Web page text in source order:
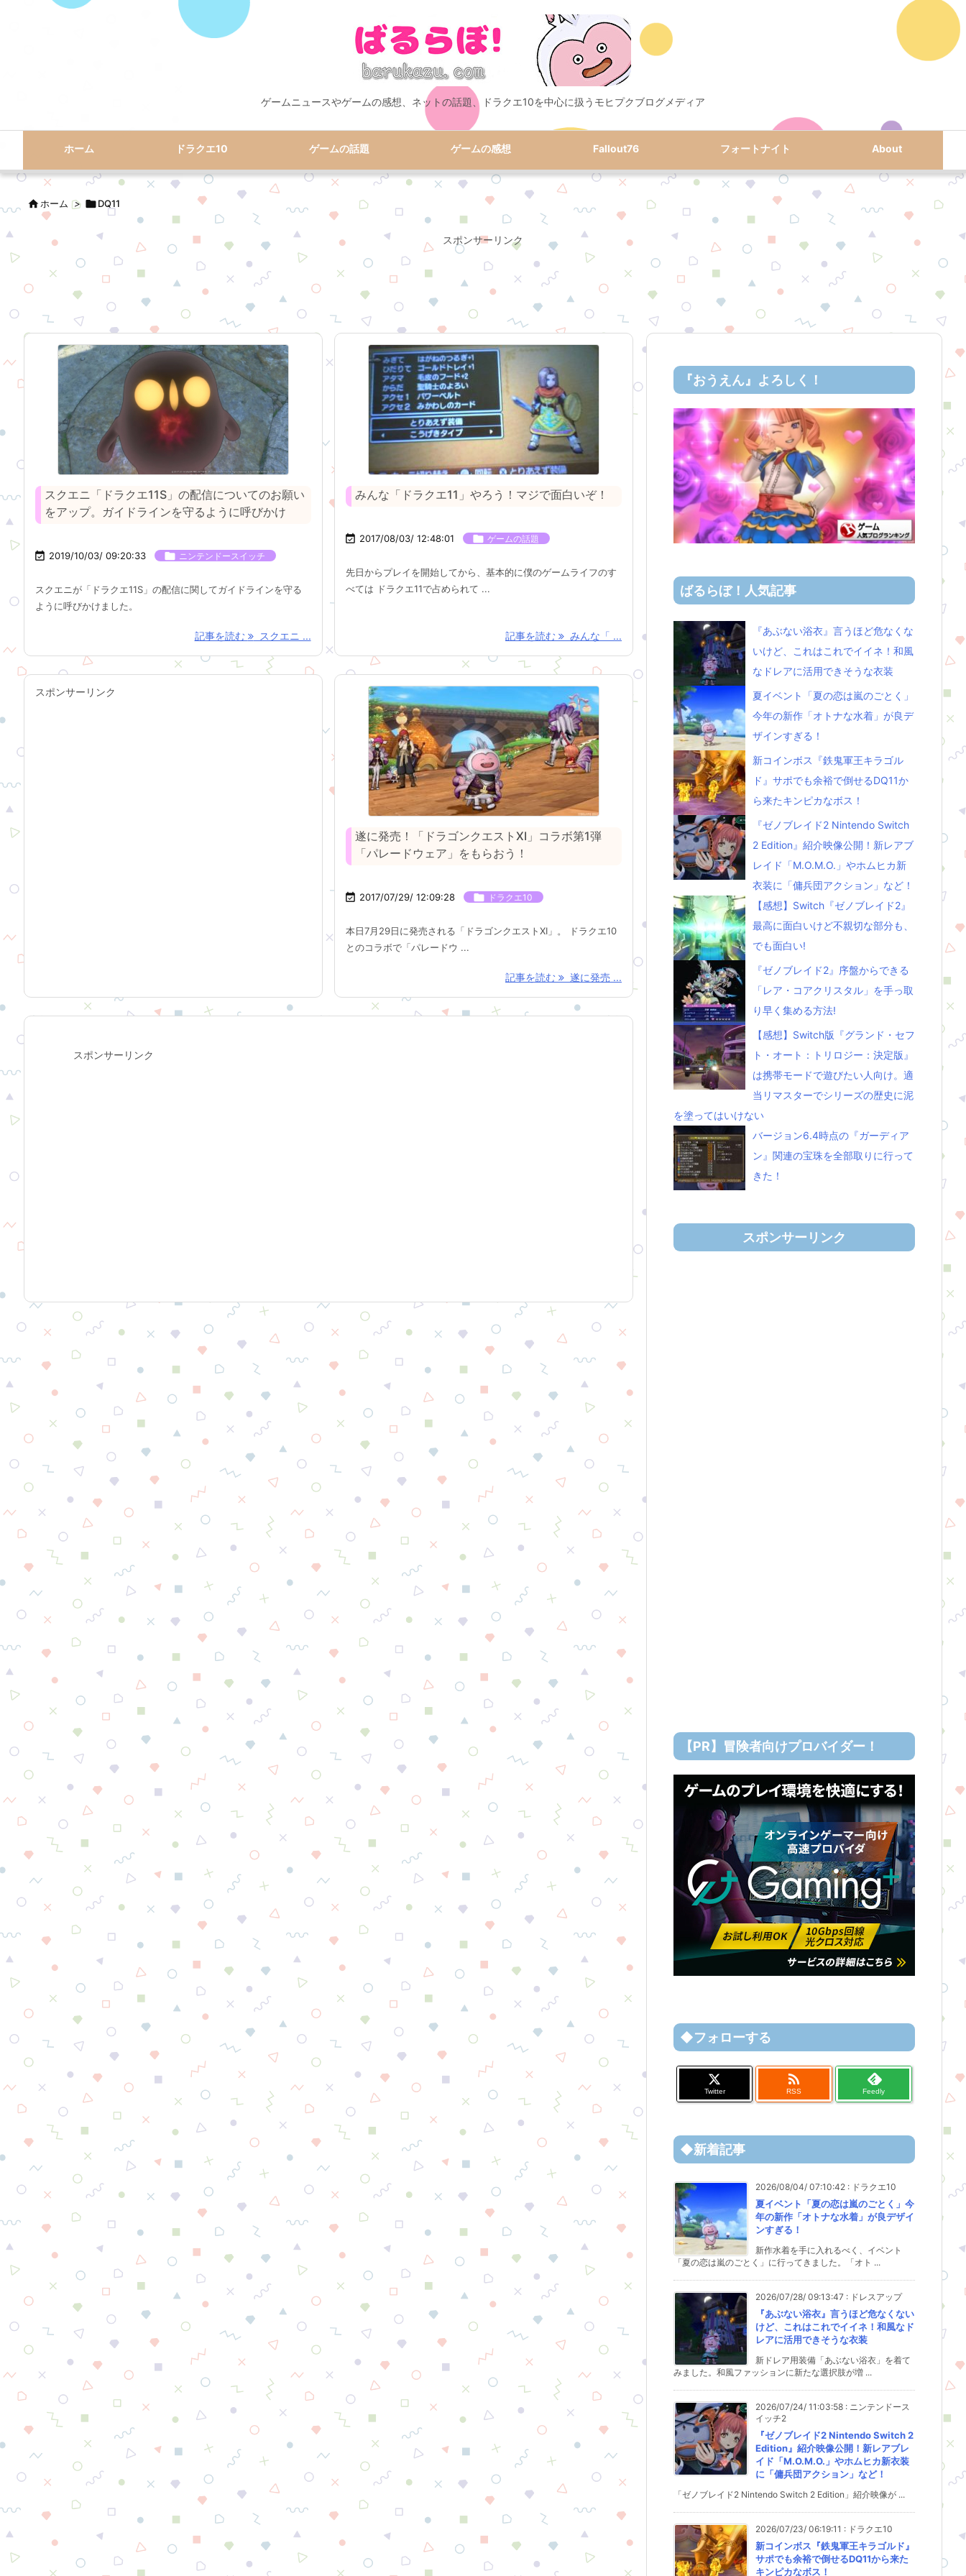
ゲームニュースやゲームの感想、ネットの話題、ドラクエ10を中心に扱うモヒプクブログメディア
ホーム ドラクエ10 ゲームの話題 ゲームの感想 Fallout76 フォートナイト About
ホーム > DQ11
スポンサーリンク
スクエニ「ドラクエ11S」の配信についてのお願い
をアップ。ガイドラインを守るように呼びかけ
 2019/10/03/ 09:20:33  ニンテンドースイッチ
スクエニが「ドラクエ11S」の配信に関してガイドラインを守る
ように呼びかけました。
記事を読む スクエニ ...
みんな「ドラクエ11」やろう！マジで面白いぞ！
 2017/08/03/ 12:48:01  ゲームの話題
先日からプレイを開始してから、基本的に僕のゲームライフのす
べては ドラクエ11で占められて ...
記事を読む みんな「 ...
スポンサーリンク
遂に発売！「ドラゴンクエストXI」コラボ第1弾
「パレードウェア」をもらおう！
 2017/07/29/ 12:09:28  ドラクエ10
本日7月29日に発売される「ドラゴンクエストXI」。 ドラクエ10
とのコラボで「パレードウ ...
記事を読む 遂に発売 ...
スポンサーリンク
『おうえん』よろしく！
ばるらぼ！人気記事
『あぶない浴衣』言うほど危なくな
いけど、これはこれでイイネ！和風
なドレアに活用できそうな衣装
夏イベント「夏の恋は嵐のごとく」
今年の新作「オトナな水着」が良デ
ザインすぎる！
新コインボス『鉄鬼軍王キラゴル
ド』サポでも余裕で倒せるDQ11か
ら来たキンピカなボス！
『ゼノブレイド2 Nintendo Switch
2 Edition』紹介映像公開！新レアブ
レイド「M.O.M.O.」やホムヒカ新
衣装に「傭兵団アクション」など！
【感想】Switch『ゼノブレイド2』
最高に面白いけど不親切な部分も、
でも面白い!
『ゼノブレイド2』序盤からできる
「レア・コアクリスタル」を手っ取
り早く集める方法!
【感想】Switch版『グランド・セフ
ト・オート：トリロジー：決定版』
は携帯モードで遊びたい人向け。適
当リマスターでシリーズの歴史に泥
を塗ってはいけない
バージョン6.4時点の『ガーディア
ン』関連の宝珠を全部取りに行って
きた！
スポンサーリンク
【PR】冒険者向けプロバイダー！
◆フォローする
Twitter

RSS Feedly
◆新着記事
2026/08/04/ 07:10:42 : ドラクエ10
夏イベント「夏の恋は嵐のごとく」今
年の新作「オトナな水着」が良デザイ
ンすぎる！
新作水着を手に入れるべく、イベント
「夏の恋は嵐のごとく」に行ってきました。「オト ...
2026/07/28/ 09:13:47 : ドレスアップ
『あぶない浴衣』言うほど危なくない
けど、これはこれでイイネ！和風なド
レアに活用できそうな衣装
新ドレア用装備「あぶない浴衣」を着て
みました。和風ファッションに新たな選択肢が増 ...
2026/07/24/ 11:03:58 : ニンテンドース
イッチ2
『ゼノブレイド2 Nintendo Switch 2
Edition』紹介映像公開！新レアブレ
イド「M.O.M.O.」やホムヒカ新衣装
に「傭兵団アクション」など！
「ゼノブレイド2 Nintendo Switch 2 Edition」紹介映像が ...
2026/07/23/ 06:19:11 : ドラクエ10
新コインボス『鉄鬼軍王キラゴルド』
サポでも余裕で倒せるDQ11から来た
キンピカなボス！